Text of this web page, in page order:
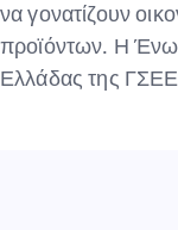
να γονατίζουν
προϊόντων. Η
Ελλάδας της